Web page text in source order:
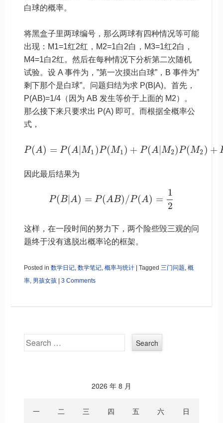
白球的概率。
将黑盒子里两球编号，那么两球有四种情况等可能
出现：M1=1红2红，M2=1白2白，M3=1红2白，
M4=1白2红。然后在每种情况下分析第二次随机
试验。设 A 事件为，”第一次摸出白球”，B 事件为”
剩下那个是白球”。问题归结为求 P(B|A)。首先，
P(AB)=1/4（因为 AB 发生等价于上面的 M2）。
那么接下来只要求出 P(A) 即可。而根据全概率公
式，
P(A) = P(A | M1 ) P(M1) + P(A | M2) P(M2 ) +
因此最后结果为
P(B|A) = P(AB)/P(A) =
1
2
这样，在一段时间的努力下，两个险些毁三观的问
题终于没有逃脱出概率论的框架。
Posted in 数学日记, 数学笔记, 概率与统计 | Tagged 三门问题 概
率, 男孩女孩 | 3 Comments
Search
2026 年 8 月
一 二 三 四 五 六 日